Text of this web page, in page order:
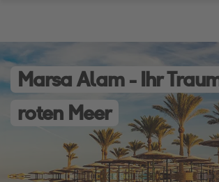
Marsa Alam - Ihr
roten Meer